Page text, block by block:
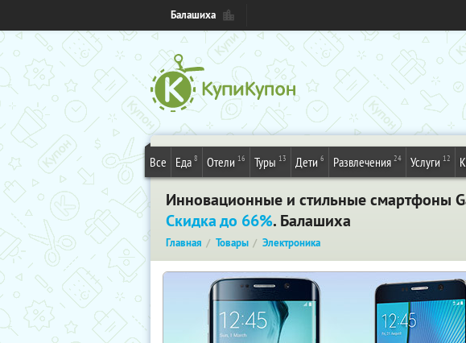
Балашиха
Все Еда 8 Отели 16 Туры 13 Дети 6 Развлечения 24 Услуги 12
Инновационные и стильные смартфоны
Скидка до 66%. Балашиха
Главная Товары Электроника